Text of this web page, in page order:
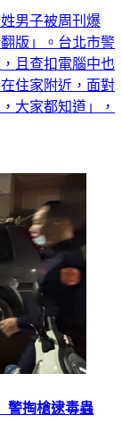
男子被周刊爆
版」。台北市警
且查扣電腦中也
住家附近，面對
大家都知道」，
警掏槍逮毒蟲